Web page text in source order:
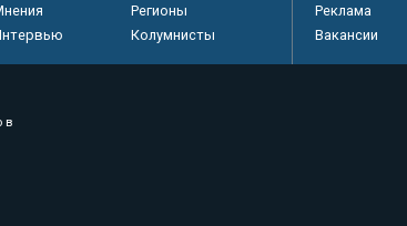
Регионы
Колумнисты
Реклама
Вакансии
в